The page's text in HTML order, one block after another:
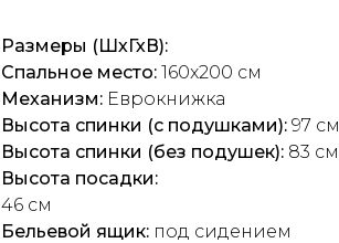
Размеры (ШхГхВ):
Спальное место: 160x200 см
Механизм: Еврокнижка
Высота спинки (с подушками): 97 см
Высота спинки (без подушек): 83 см
Высота посадки:
46 см
Бельевой ящик: под сидением